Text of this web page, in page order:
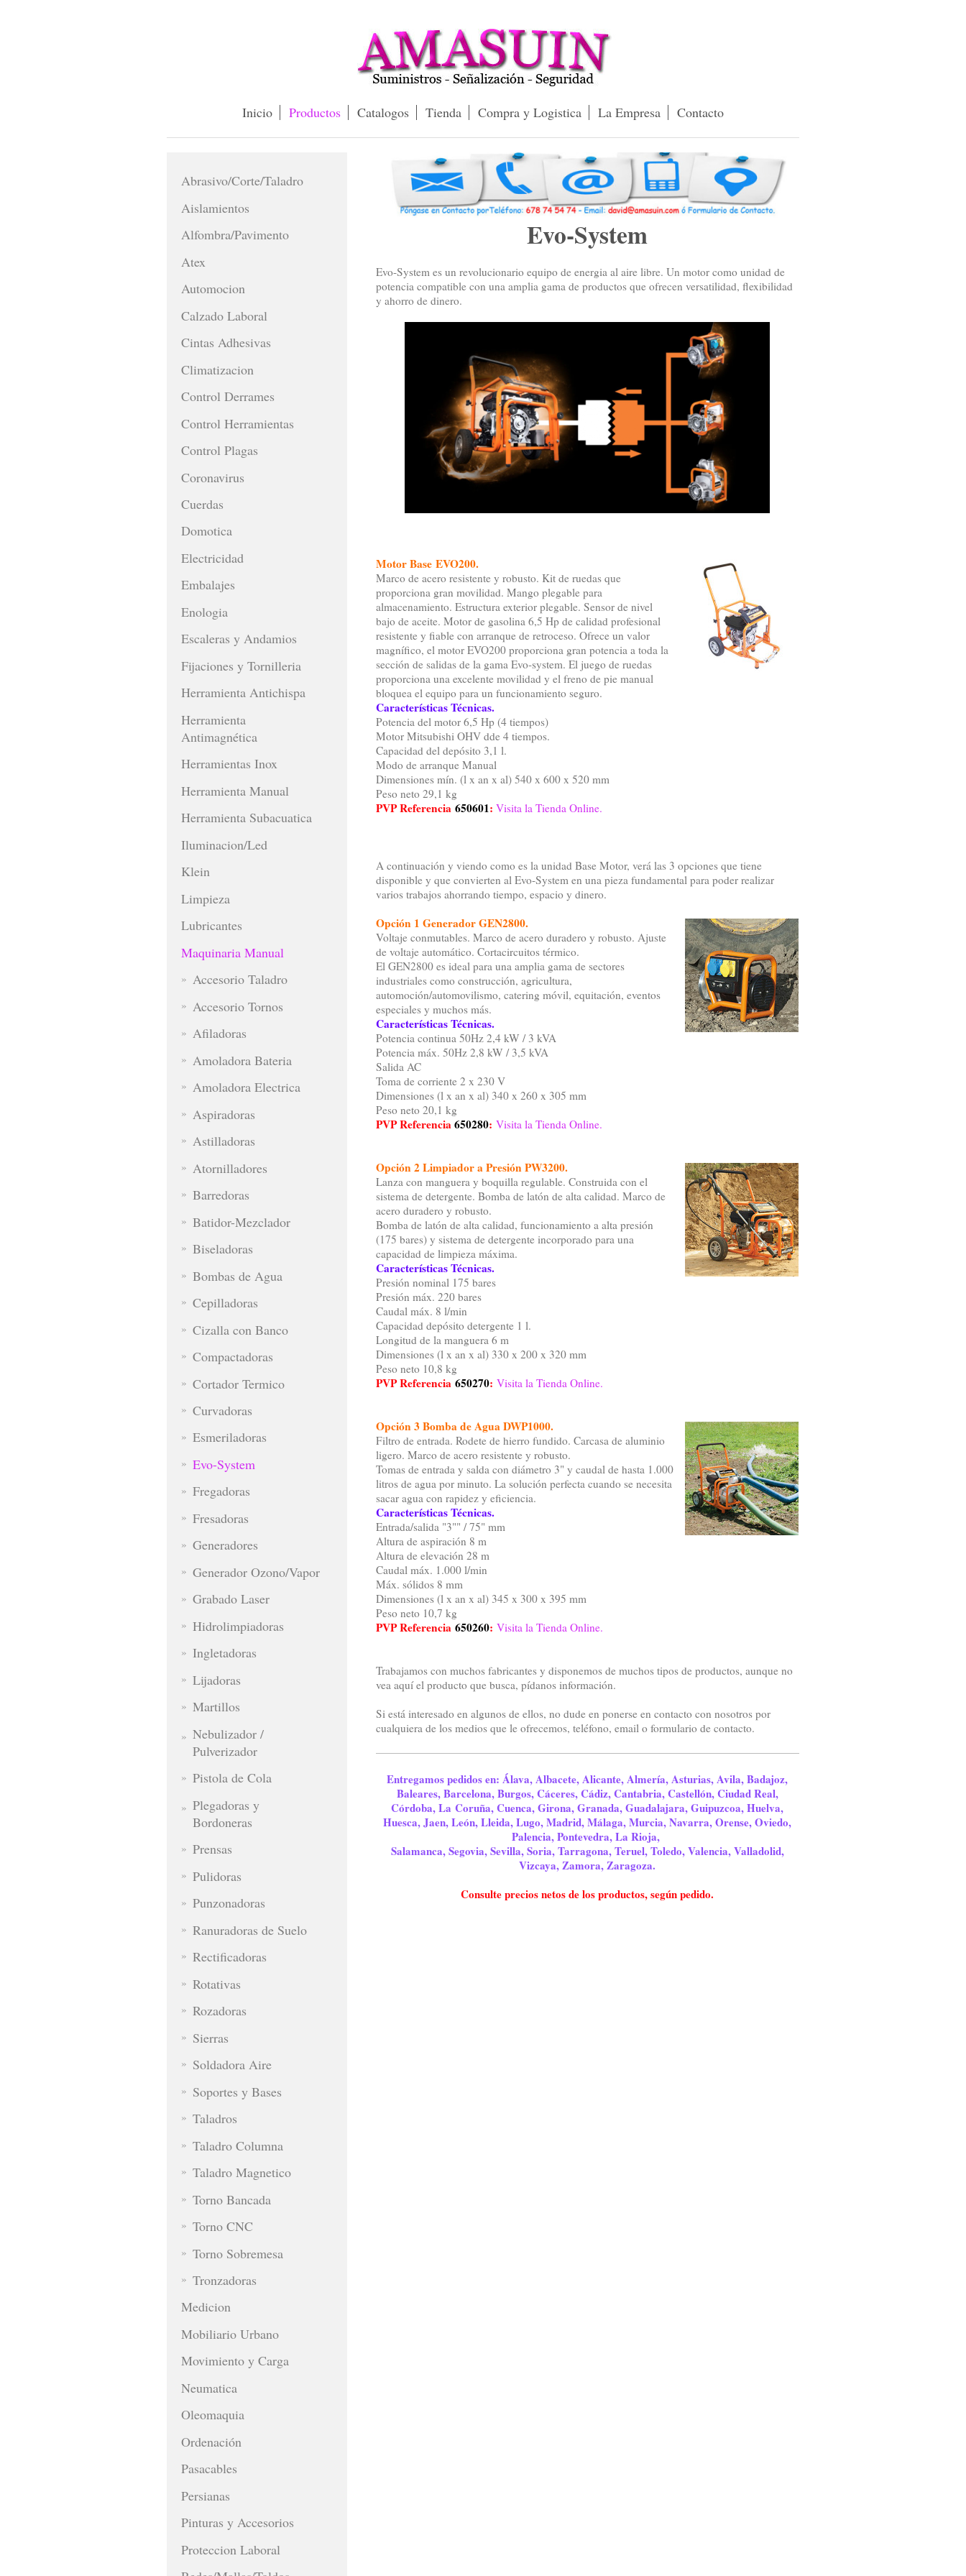
Inicio Productos Catalogos Tienda Compra y Logistica La Empresa Contacto
Evo-System
Evo-System es un revolucionario equipo de energia al aire libre. Un motor como unidad de
potencia compatible con una amplia gama de productos que ofrecen versatilidad, flexibilidad
y ahorro de dinero.
Motor Base EVO200.
Marco de acero resistente y robusto. Kit de ruedas que
proporciona gran movilidad. Mango plegable para
almacenamiento. Estructura exterior plegable. Sensor de nivel
bajo de aceite. Motor de gasolina 6,5 Hp de calidad profesional
resistente y fiable con arranque de retroceso. Ofrece un valor
magnífico, el motor EVO200 proporciona gran potencia a toda la
sección de salidas de la gama Evo-system. El juego de ruedas
proporciona una excelente movilidad y el freno de pie manual
bloquea el equipo para un funcionamiento seguro.
Características Técnicas.
Potencia del motor 6,5 Hp (4 tiempos)
Motor Mitsubishi OHV dde 4 tiempos.
Capacidad del depósito 3,1 l.
Modo de arranque Manual
Dimensiones mín. (l x an x al) 540 x 600 x 520 mm
Peso neto 29,1 kg
PVP Referencia 650601: Visita la Tienda Online.
A continuación y viendo como es la unidad Base Motor, verá las 3 opciones que tiene
disponible y que convierten al Evo-System en una pieza fundamental para poder realizar
varios trabajos ahorrando tiempo, espacio y dinero.
Opción 1 Generador GEN2800.
Voltaje conmutables. Marco de acero duradero y robusto. Ajuste
de voltaje automático. Cortacircuitos térmico.
El GEN2800 es ideal para una amplia gama de sectores
industriales como construcción, agricultura,
automoción/automovilismo, catering móvil, equitación, eventos
especiales y muchos más.
Características Técnicas.
Potencia continua 50Hz 2,4 kW / 3 kVA
Potencia máx. 50Hz 2,8 kW / 3,5 kVA
Salida AC
Toma de corriente 2 x 230 V
Dimensiones (l x an x al) 340 x 260 x 305 mm
Peso neto 20,1 kg
PVP Referencia650280: Visita la Tienda Online.
Opción 2 Limpiador a Presión PW3200.
Lanza con manguera y boquilla regulable. Construida con el
sistema de detergente. Bomba de latón de alta calidad. Marco de
acero duradero y robusto.
Bomba de latón de alta calidad, funcionamiento a alta presión
(175 bares) y sistema de detergente incorporado para una
capacidad de limpieza máxima.
Características Técnicas.
Presión nominal 175 bares
Presión máx. 220 bares
Caudal máx. 8 l/min
Capacidad depósito detergente 1 l.
Longitud de la manguera 6 m
Dimensiones (l x an x al) 330 x 200 x 320 mm
Peso neto 10,8 kg
PVP Referencia 650270: Visita la Tienda Online.
Opción 3 Bomba de Agua DWP1000.
Filtro de entrada. Rodete de hierro fundido. Carcasa de aluminio
ligero. Marco de acero resistente y robusto.
Tomas de entrada y salda con diámetro 3" y caudal de hasta 1.000
litros de agua por minuto. La solución perfecta cuando se necesita
sacar agua con rapidez y eficiencia.
Características Técnicas.
Entrada/salida "3"" / 75" mm
Altura de aspiración 8 m
Altura de elevación 28 m
Caudal máx. 1.000 l/min
Máx. sólidos 8 mm
Dimensiones (l x an x al) 345 x 300 x 395 mm
Peso neto 10,7 kg
PVP Referencia 650260: Visita la Tienda Online.
Trabajamos con muchos fabricantes y disponemos de muchos tipos de productos, aunque no
vea aquí el producto que busca, pídanos información.
Si está interesado en algunos de ellos, no dude en ponerse en contacto con nosotros por
cualquiera de los medios que le ofrecemos, teléfono, email o formulario de contacto.
Entregamos pedidos en: Álava, Albacete, Alicante, Almería, Asturias, Avila, Badajoz,
Baleares, Barcelona, Burgos, Cáceres, Cádiz, Cantabria, Castellón, Ciudad Real,
Córdoba, La Coruña, Cuenca, Girona, Granada, Guadalajara, Guipuzcoa, Huelva,
Huesca, Jaen, León, Lleida, Lugo, Madrid, Málaga, Murcia, Navarra, Orense, Oviedo,
Palencia, Pontevedra, La Rioja,
Salamanca, Segovia, Sevilla, Soria, Tarragona, Teruel, Toledo, Valencia, Valladolid,
Vizcaya, Zamora, Zaragoza.
Consulte precios netos de los productos, según pedido.
Abrasivo/Corte/Taladro
Aislamientos
Alfombra/Pavimento
Atex
Automocion
Calzado Laboral
Cintas Adhesivas
Climatizacion
Control Derrames
Control Herramientas
Control Plagas
Coronavirus
Cuerdas
Domotica
Electricidad
Embalajes
Enologia
Escaleras y Andamios
Fijaciones y Tornilleria
Herramienta Antichispa
Herramienta
Antimagnética
Herramientas Inox
Herramienta Manual
Herramienta Subacuatica
Iluminacion/Led
Klein
Limpieza
Lubricantes
Maquinaria Manual
Accesorio Taladro
Accesorio Tornos
Afiladoras
Amoladora Bateria
Amoladora Electrica
Aspiradoras
Astilladoras
Atornilladores
Barredoras
Batidor-Mezclador
Biseladoras
Bombas de Agua
Cepilladoras
Cizalla con Banco
Compactadoras
Cortador Termico
Curvadoras
Esmeriladoras
Evo-System
Fregadoras
Fresadoras
Generadores
Generador Ozono/Vapor
Grabado Laser
Hidrolimpiadoras
Ingletadoras
Lijadoras
Martillos
Nebulizador /
Pulverizador
Pistola de Cola
Plegadoras y
Bordoneras
Prensas
Pulidoras
Punzonadoras
Ranuradoras de Suelo
Rectificadoras
Rotativas
Rozadoras
Sierras
Soldadora Aire
Soportes y Bases
Taladros
Taladro Columna
Taladro Magnetico
Torno Bancada
Torno CNC
Torno Sobremesa
Tronzadoras
Medicion
Mobiliario Urbano
Movimiento y Carga
Neumatica
Oleomaquia
Ordenación
Pasacables
Persianas
Pinturas y Accesorios
Proteccion Laboral